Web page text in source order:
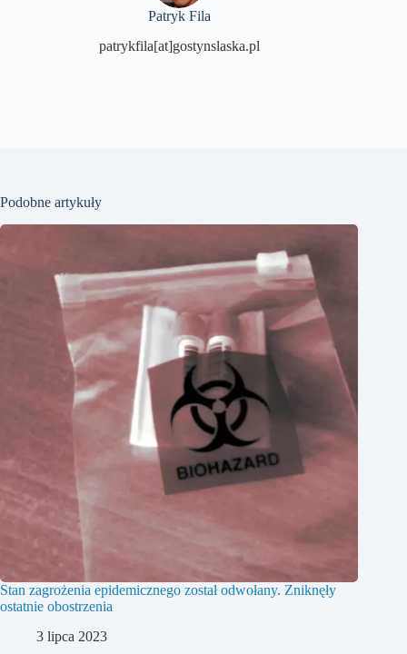
Patryk Fila
patrykfila[at]gostynslaska.pl
Podobne artykuły
Stan zagrożenia epidemicznego został odwołany. Zniknęły
ostatnie obostrzenia
3 lipca 2023